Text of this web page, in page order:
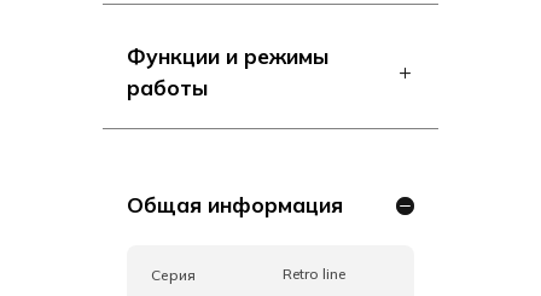
Функции и режимы
работы
Общая информация
Серия Retro line